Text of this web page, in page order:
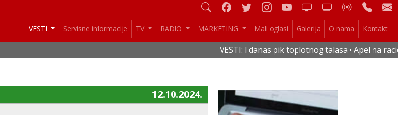
VESTI Servisne informacije TV RADIO MARKETING Mali oglasi Galerija O nama Kontakt
VESTI: I danas pik toplotnog talasa • Apel na
12.10.2024.